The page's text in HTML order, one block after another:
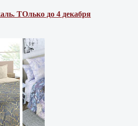
ТОлько до 4 декабря